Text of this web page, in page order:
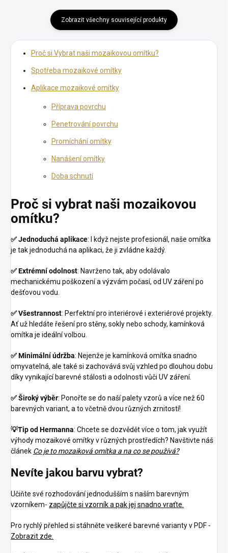
Zobrazit všechny související produkty
Proč si Vybrat naši mozaikovou omítku?
Spotřeba mozaikové omítky
Aplikace mozaikové omítky
Příprava povrchu
Penetrování povrchu
Promíchání omítky
Nanášení omítky
Doba schnutí
Proč si vybrat naši mozaikovou
omítku?
✅Jednoduchá aplikace: I když nejste profesionál, naše omítka
je tak jednoduchá na aplikaci, že ji zvládne každý.
✅Extrémní odolnost: Navrženo tak, aby odolávalo
mechanickému poškození a výzvám počasí, od UV záření po
dešťovou vodu.
✅Všestrannost: Perfektní pro interiérové i exteriérové projekty.
Ať už hledáte řešení pro stěny, sokly nebo schody, kamínková
omítka je ideální volbou.
✅Minimální údržba: Nejenže je kamínková omítka snadno
omyvatelná, ale také si zachovává svůj vzhled po dlouhou dobu
díky vynikající barevné stálosti a odolnosti vůči UV záření.
✅Široký výběr: Ponořte se do naší palety vzorů a více než 60
barevných variant, a to včetně dvou různých zrnitostí!
💡Tip od Hermanna: Chcete se dozvědět více o tom, jak využít
výhody mozaikové omítky v různých prostředích? Navštivte náš
článek Co je to mozaiková omítka a na co se používá?
Nevíte jakou barvu vybrat?
Učiňte své rozhodování jednodušším s naším barevným
vzorníkem- zapůjčte si vzorník a pak jej snadno vraťte.
Pro rychlý přehled si stáhněte veškeré barevné varianty v PDF -
Zobrazit zde.